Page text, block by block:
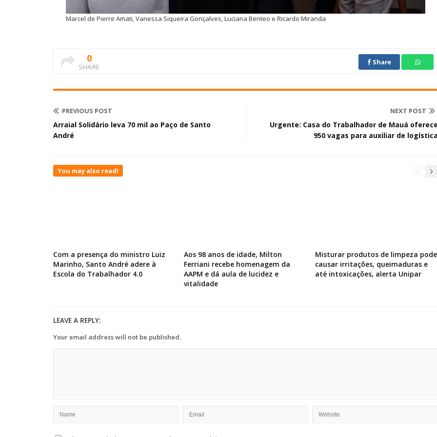
Marcel de Pierre Amati, Vanessa Siqueira Gonçalves, Luciana Benteo e Ricardo Miranda
0
SHARE
Share
PREVIOUS POST
Arraial Solidário leva 70 mil ao Paço de Santo
André
NEXT POST
Urgente: Casa do Trabalhador de Mauá
950 vagas para auxiliar de
You may also read!
Com a presença do ministro Luiz
Marinho, Santo André adere à
Escola do Trabalhador 4.0
Aos 98 anos de idade, Milton
Ferriani recebe homenagem da
AAPM e dá aula de lucidez e
vitalidade
Misturar produtos de limpeza pode
causar irritações, queimaduras e
até intoxicações, alerta Unipar
LEAVE A REPLY:
Your email address will not be published.